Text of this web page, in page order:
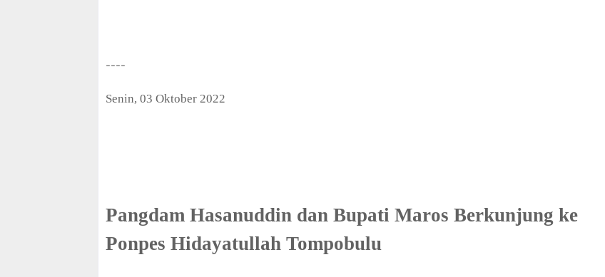
----
Senin, 03 Oktober 2022
Pangdam Hasanuddin dan Bupati Maros Berkunjung ke
Ponpes Hidayatullah Tompobulu